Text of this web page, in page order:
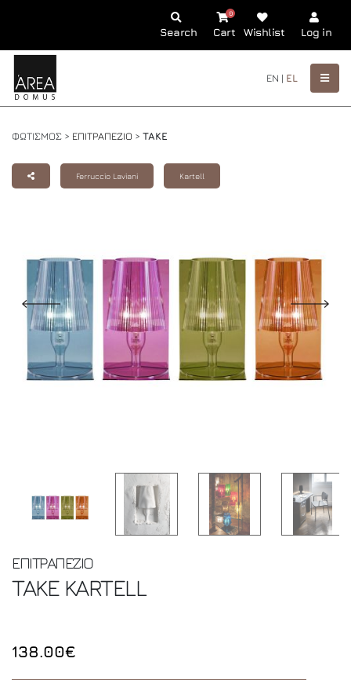
Search Cart
0
Wishlist Log in
EN | EL
ΦΩΤΙΣΜΟΣ > ΕΠΙΤΡΑΠΕΖΙΟ > TAKE
Ferruccio Laviani Kartell
ΕΠΙΤΡΑΠΕΖΙΟ
TAKE KARTELL
138.00€